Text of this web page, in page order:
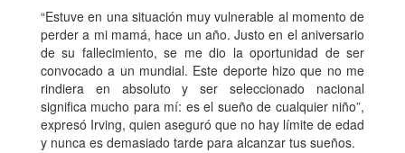
“Estuve en una situación muy vulnerable al momento de
perder a mi mamá, hace un año. Justo en el aniversario
de su fallecimiento, se me dio la oportunidad de ser
convocado a un mundial. Este deporte hizo que no me
rindiera en absoluto y ser seleccionado nacional
significa mucho para mí: es el sueño de cualquier niño”,
expresó Irving, quien aseguró que no hay límite de edad
y nunca es demasiado tarde para alcanzar tus sueños.